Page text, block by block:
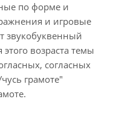
по форме и
и игровые
звукобуквенный
возраста темы
согласных
грамоте"